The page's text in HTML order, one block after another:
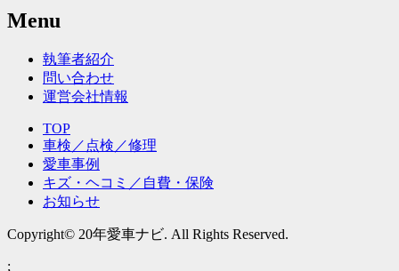
Menu
執筆者紹介
問い合わせ
運営会社情報
TOP
車検／点検／修理
愛車事例
キズ・ヘコミ／自費・保険
お知らせ
Copyright© 20年愛車ナビ. All Rights Reserved.
;